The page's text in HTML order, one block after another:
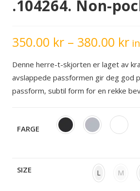
.104264. Non-
350.00 kr – 380.00 kr
Denne herre-t-skjorten er laget av
avslappede passformen gir deg god
passform, subtil form for en rekke
FARGE
SIZE L M